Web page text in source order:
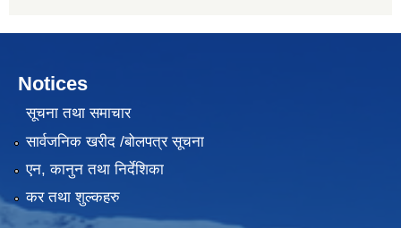
Notices
सूचना तथा समाचार
सार्वजनिक खरीद /बोलपत्र सूचना
एन, कानुन तथा निर्देशिका
कर तथा शुल्कहरु